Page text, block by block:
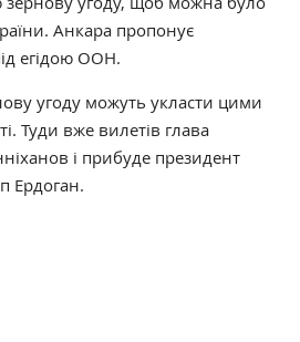
Анкара пропонує
егідою ООН.
угоду можуть укласти цими
Туди вже вилетів глава
і прибуде президент
Ердоган.